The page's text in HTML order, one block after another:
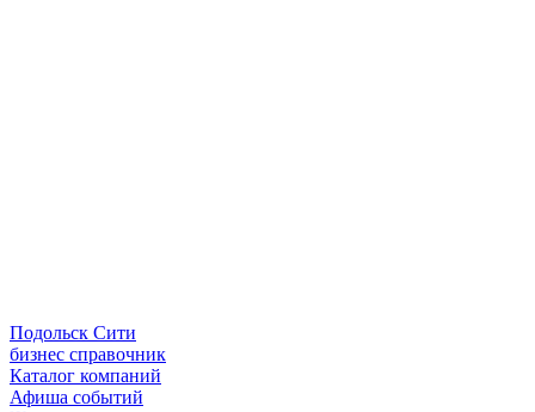
Подольск Сити
бизнес справочник
Каталог компаний
Афиша событий